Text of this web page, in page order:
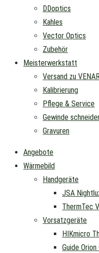
DDoptics
Kahles
Vector Optics
Zubehör
Meisterwerkstatt
Versand zu
Kalibrierung
Pflege & Service
Gewinde
Gravuren
Angebote
Wärmebild
Handgeräte
JSA
ThermTec
Vorsatzgeräte
HIKmicro
Guide Orion